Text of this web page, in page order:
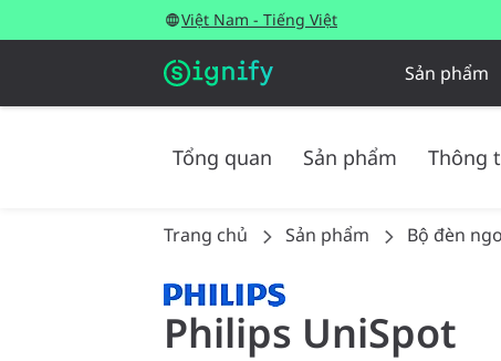
Việt Nam - Tiếng Việt
Sản phẩm
Tổng quan Sản phẩm Thông
Trang chủ Sản phẩm Bộ đèn
Philips UniSpot